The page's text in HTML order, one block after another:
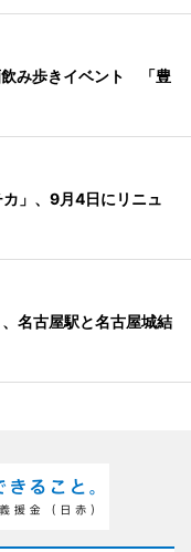
飲み歩きイベント 「豊
」、9月4日にリニュ
名古屋駅と名古屋城結